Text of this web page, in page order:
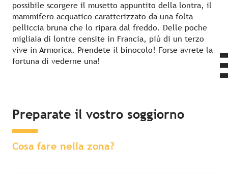
possibile scorgere il musetto appuntito della lontra, il
mammifero acquatico caratterizzato da una folta
pelliccia bruna che lo ripara dal freddo. Delle poche
migliaia di lontre censite in Francia, più di un terzo
vive in Armorica. Prendete il binocolo! Forse avrete la
fortuna di vederne una!
Preparate il vostro soggiorno
Cosa fare nella zona?
Soggiorno nelle vicinanze
Attività nelle vicinanze